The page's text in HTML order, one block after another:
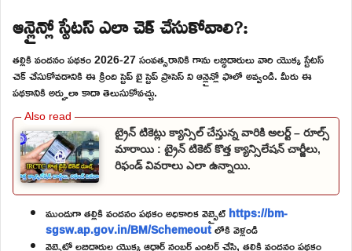
ఆన్లైన్లో స్టేటస్ ఎలా చెక్ చేసుకోవాలి?:
తల్లికి వందనం పథకం 2026-27 సంవత్సరానికి గాను లబ్ధిదారులు వారి యొక్క స్టేటస్
చెక్ చేసుకోవడానికి ఈ క్రింది స్టెప్ బై స్టెప్ ప్రాసెస్ ని ఆన్లైన్లో ఫాలో అవ్వండి. మీరు ఈ
పథకానికి అర్హులా కాదా తెలుసుకోవచ్చు.
ట్రైన్ టికెట్లు క్యాన్సిల్ చేస్తున్న వారికి అలర్ట్ – రూల్స్
మారాయి : ట్రైన్ టికెట్ కొత్త క్యాన్సిలేషన్ చార్జీలు,
రిఫండ్ వివరాలు ఎలా ఉన్నాయి.
ముందుగా తల్లికి వందనం పథకం అధికారిక వెబ్సైట్https://bm-
sgsw.ap.gov.in/BM/Schemeoutలోకి వెళ్లండి
వెబ్సైట్లో లబ్ధిదారుల యొక్క ఆధార్ నంబర్ ఎంటర్ చేసి, తల్లికి వందనం పథకం